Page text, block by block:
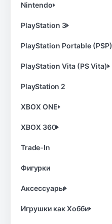
Nintendo
PlayStation 3
PlayStation Portable (PSP)
PlayStation Vita (PS Vita)
PlayStation 2
XBOX ONE
XBOX 360
Trade-In
Фигурки
Аксессуары
Игрушки как Хобби